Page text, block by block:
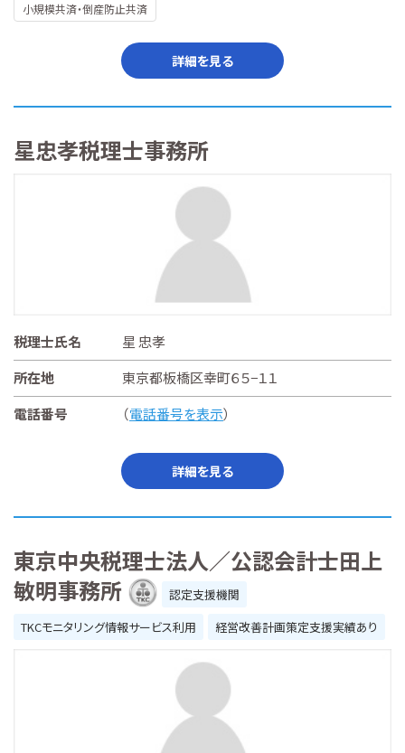
小規模共済・倒産防止共済
詳細を見る
星忠孝税理士事務所
税理士氏名
星 忠孝
所在地
東京都板橋区幸町６５−１１
電話番号
（電話番号を表示）
詳細を見る
東京中央税理士法人／公認会計士田上
敏明事務所
認定支援機関
TKCモニタリング情報サービス利用
経営改善計画策定支援実績あり